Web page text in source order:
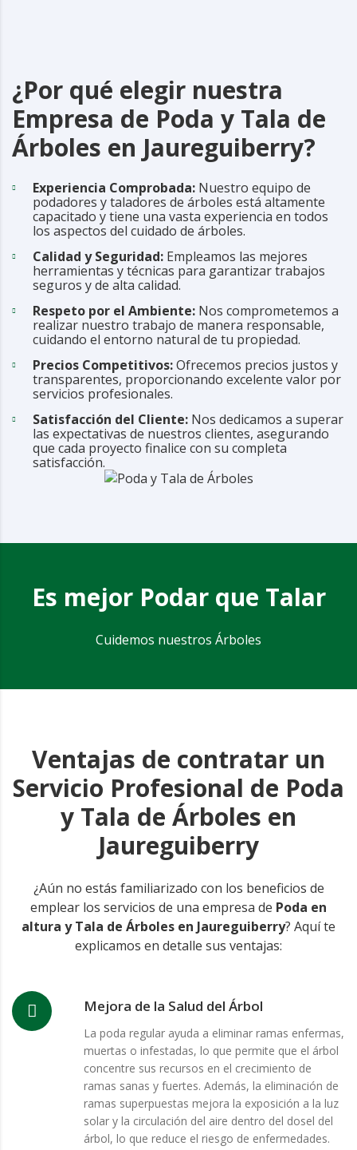
¿Por qué elegir nuestra
Empresa de Poda y Tala de
Árboles en Jaureguiberry?
Experiencia Comprobada: Nuestro equipo de
podadores y taladores de árboles está altamente
capacitado y tiene una vasta experiencia en todos
los aspectos del cuidado de árboles.
Calidad y Seguridad: Empleamos las mejores
herramientas y técnicas para garantizar trabajos
seguros y de alta calidad.
Respeto por el Ambiente: Nos comprometemos a
realizar nuestro trabajo de manera responsable,
cuidando el entorno natural de tu propiedad.
Precios Competitivos:Ofrecemos precios justos y
transparentes, proporcionando excelente valor por
servicios profesionales.
Satisfacción del Cliente: Nos dedicamos a superar
las expectativas de nuestros clientes, asegurando
que cada proyecto finalice con su completa
satisfacción.
Es mejor Podar que Talar
Cuidemos nuestros Árboles
Ventajas de contratar un
Servicio Profesional de Poda
y Tala de Árboles en
Jaureguiberry
¿Aún no estás familiarizado con los beneficios de
emplear los servicios de una empresa de Poda en
altura y Tala de Árboles en Jaureguiberry? Aquí te
explicamos en detalle sus ventajas:
Mejora de la Salud del Árbol
La poda regular ayuda a eliminar ramas enfermas,
muertas o infestadas, lo que permite que el árbol
concentre sus recursos en el crecimiento de
ramas sanas y fuertes. Además, la eliminación de
ramas superpuestas mejora la exposición a la luz
solar y la circulación del aire dentro del dosel del
árbol, lo que reduce el riesgo de enfermedades.